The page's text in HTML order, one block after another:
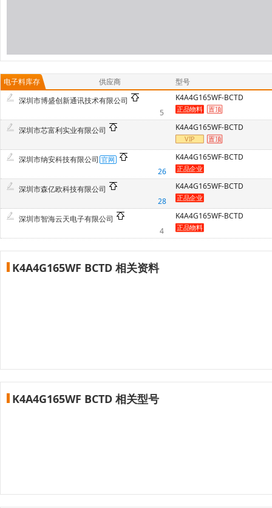
电子料库存 供应商
型号
深圳市博盛创新通讯技术有限公司
5
K4A4G165WF-BCTD
深圳市芯富利实业有限公司 K4A4G165WF-BCTD
深圳市纳安科技有限公司
26
K4A4G165WF-BCTD
深圳市森亿欧科技有限公司
28
K4A4G165WF-BCTD
深圳市智海云天电子有限公司
4
K4A4G165WF-BCTD
K4A4G165WF BCTD 相关资料
K4A4G165WF BCTD 相关型号